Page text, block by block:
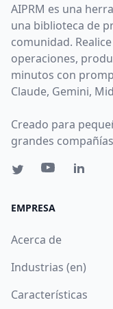
AIPRM es una
una biblioteca de
comunidad.
operaciones,
minutos con
Claude, Gemini,
Creado para
grandes
EMPRESA
Acerca de
Industrias (en)
Características